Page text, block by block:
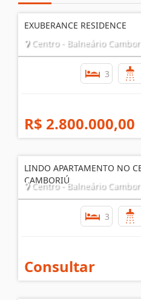
EXUBERANCE RESIDENCE
Centro - Balneário
3
R$ 2.800.000,00
LINDO APARTAMENTO NO
CAMBORIÚ
Centro - Balneário
3
Consultar